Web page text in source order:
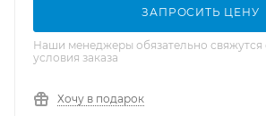
ЗАПРОСИТЬ ЦЕНУ
Наши менеджеры обязательно свяжутся
условия заказа
Хочу в подарок